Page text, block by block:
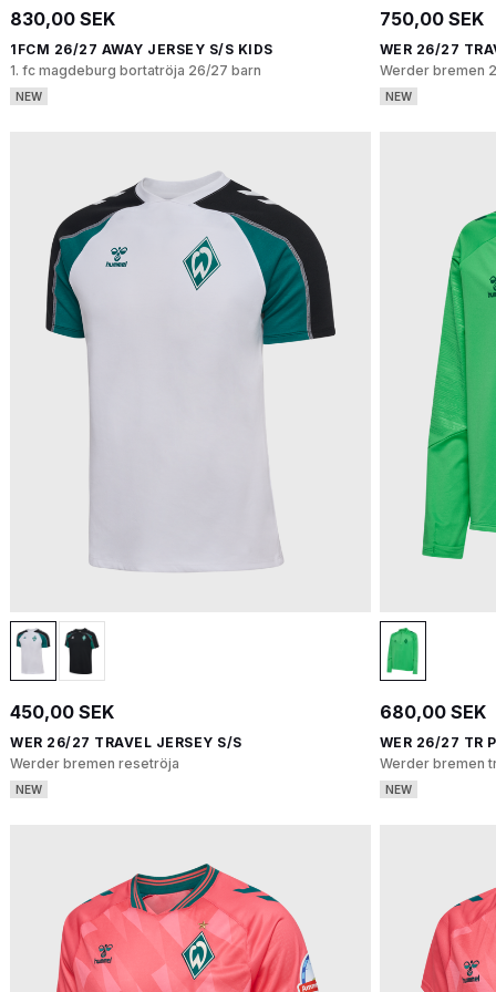
830,00 SEK
1FCM 26/27 AWAY JERSEY S/S KIDS
1. fc magdeburg bortatröja 26/27 barn
NEW
750,00 SEK
WER 26/27
Werder bremen
NEW
450,00 SEK
WER 26/27 TRAVEL JERSEY S/S
Werder bremen resetröja
NEW
680,00 SEK
WER 26/27 TR
Werder bremen
NEW